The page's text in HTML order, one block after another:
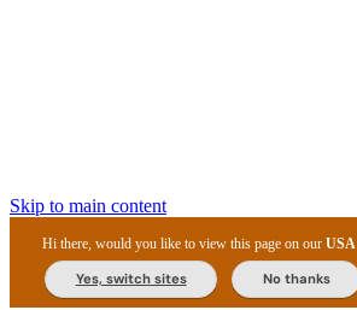
Skip to main content
Hi there, would you like to view this page on ourUSA
Yes, switch sites No thanks